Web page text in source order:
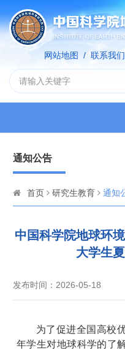
网站地图 / 联系我们
通知公告
首页 研究生教育 通知
中国科学院地球环
大学生
发布时间：2026-05-18
为了促进全国高校
年学生对地球科学的了